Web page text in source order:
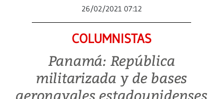
26/02/2021 07:12
COLUMNISTAS
Panamá: República
militarizada y de bases
aeronavales estadounidenses